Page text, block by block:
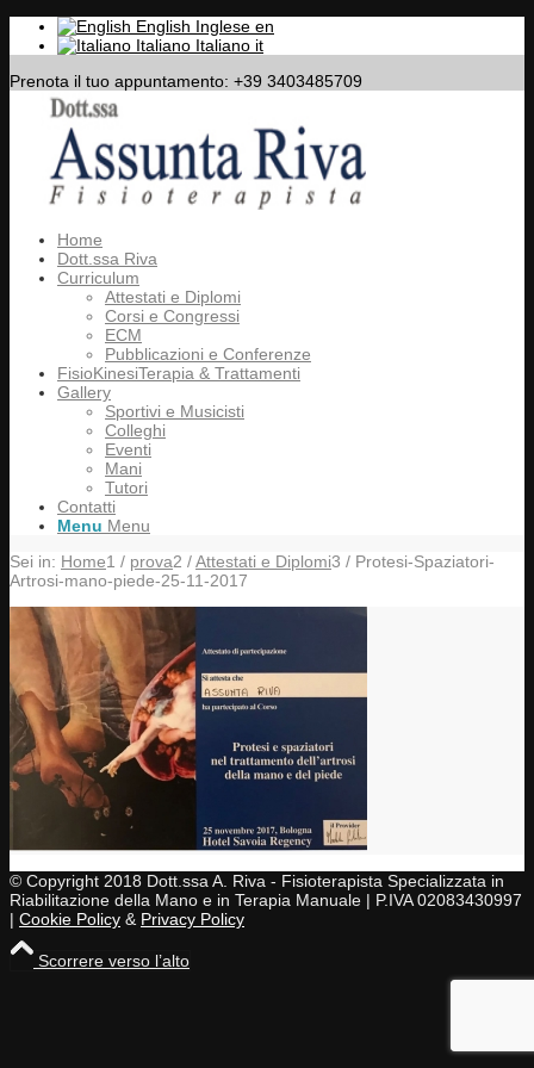
English Inglese en
Italiano Italiano it
Prenota il tuo appuntamento: +39 3403485709
Home
Dott.ssa Riva
Curriculum
Attestati e Diplomi
Corsi e Congressi
ECM
Pubblicazioni e Conferenze
FisioKinesiTerapia & Trattamenti
Gallery
Sportivi e Musicisti
Colleghi
Eventi
Mani
Tutori
Contatti
Menu Menu
Sei in: Home1 / prova2 /Attestati e Diplomi3 / Protesi-Spaziatori-
Artrosi-mano-piede-25-11-2017
© Copyright 2018 Dott.ssa A. Riva - Fisioterapista Specializzata in
Riabilitazione della Mano e in Terapia Manuale | P.IVA 02083430997
| Cookie Policy & Privacy Policy
Scorrere verso l’alto